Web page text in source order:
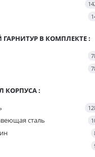
В КОМПЛЕКТЕ :
КОРПУСА :
сталь